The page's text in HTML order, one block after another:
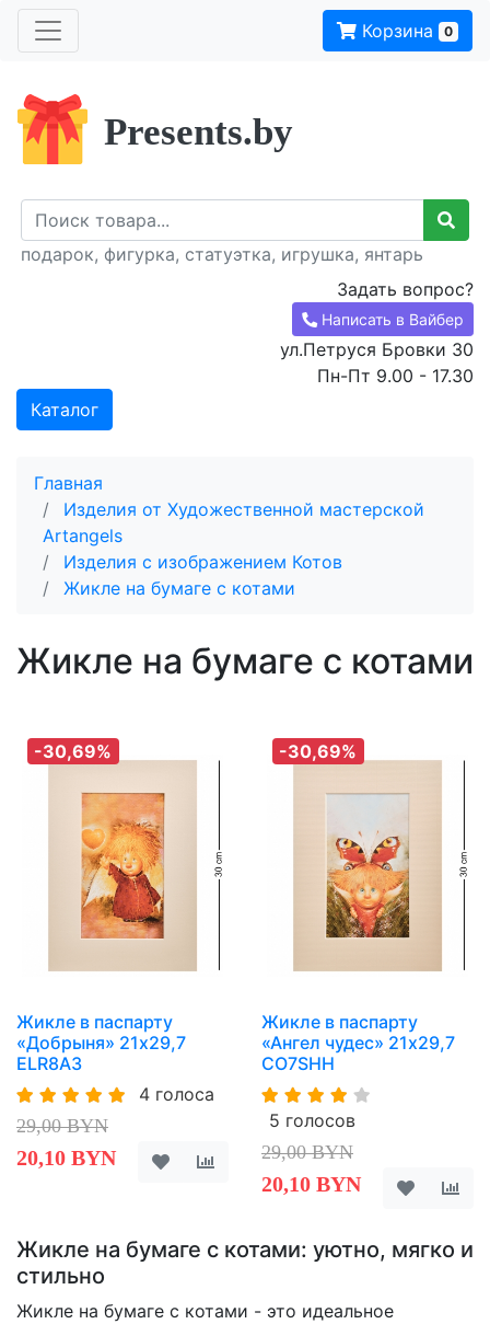
Корзина 0
Presents.by
подарок, фигурка, статуэтка, игрушка, янтарь
Задать вопрос?
Написать в Вайбер
ул.Петруся Бровки 30
Пн-Пт 9.00 - 17.30
Каталог
Главная
Изделия от Художественной мастерской
Artangels
Изделия с изображением Котов
Жикле на бумаге с котами
Жикле на бумаге с котами
-30,69%
Жикле в паспарту
«Добрыня» 21х29,7
ELR8A3
4 голоса
29,00 BYN
20,10 BYN
-30,69%
Жикле в паспарту
«Ангел чудес» 21х29,7
CO7SHH
5 голосов
29,00 BYN
20,10 BYN
Жикле на бумаге с котами: уютно, мягко и
стильно
Жикле на бумаге с котами - это идеальное